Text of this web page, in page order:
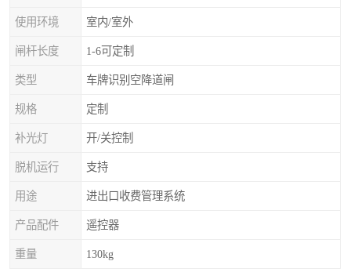
使用环境 室内/室外
闸杆长度 1-6可定制
类型 车牌识别空降道闸
规格 定制
补光灯 开/关控制
脱机运行 支持
用途 进出口收费管理系统
产品配件 遥控器
重量 130kg